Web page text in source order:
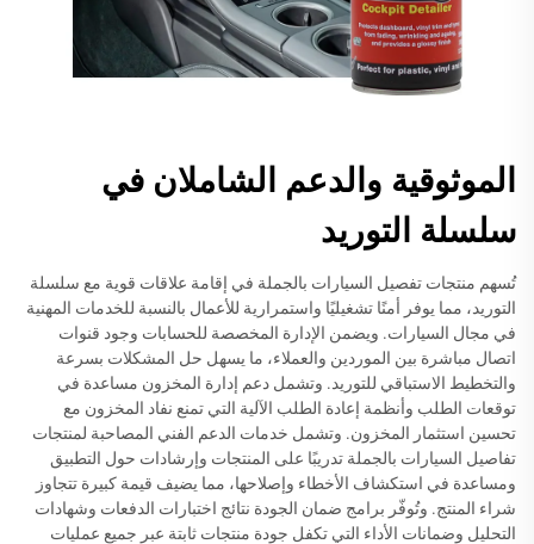
الموثوقية والدعم الشاملان في
سلسلة التوريد
تُسهم منتجات تفصيل السيارات بالجملة في إقامة علاقات قوية مع سلسلة
التوريد، مما يوفر أمنًا تشغيليًا واستمرارية للأعمال بالنسبة للخدمات المهنية
في مجال السيارات. ويضمن الإدارة المخصصة للحسابات وجود قنوات
اتصال مباشرة بين الموردين والعملاء، ما يسهل حل المشكلات بسرعة
والتخطيط الاستباقي للتوريد. وتشمل دعم إدارة المخزون مساعدة في
توقعات الطلب وأنظمة إعادة الطلب الآلية التي تمنع نفاد المخزون مع
تحسين استثمار المخزون. وتشمل خدمات الدعم الفني المصاحبة لمنتجات
تفاصيل السيارات بالجملة تدريبًا على المنتجات وإرشادات حول التطبيق
ومساعدة في استكشاف الأخطاء وإصلاحها، مما يضيف قيمة كبيرة تتجاوز
شراء المنتج. وتُوفّر برامج ضمان الجودة نتائج اختبارات الدفعات وشهادات
التحليل وضمانات الأداء التي تكفل جودة منتجات ثابتة عبر جميع عمليات